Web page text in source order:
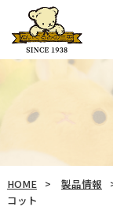
HOME 製品情報
コット